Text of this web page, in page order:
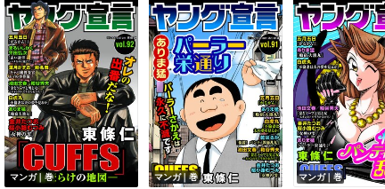
マンガ｜巻 マンガ｜巻 マンガ｜巻